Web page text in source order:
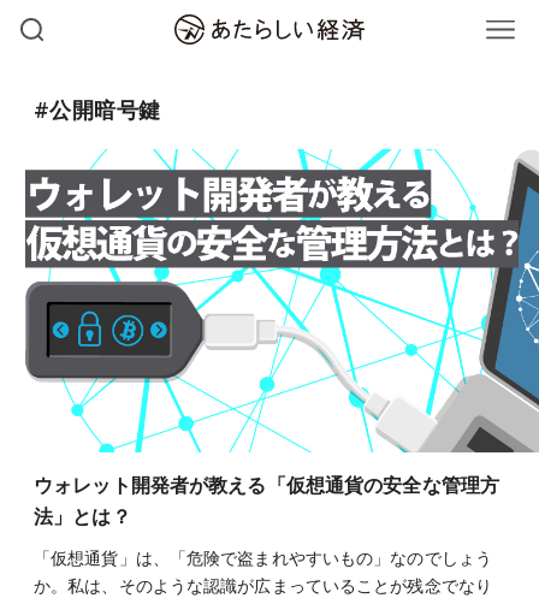
#公開暗号鍵
ウォレット開発者が教える「仮想通貨の安全な管理方
法」とは？
「仮想通貨」は、「危険で盗まれやすいもの」なのでしょう
か。私は、そのような認識が広まっていることが残念でなり